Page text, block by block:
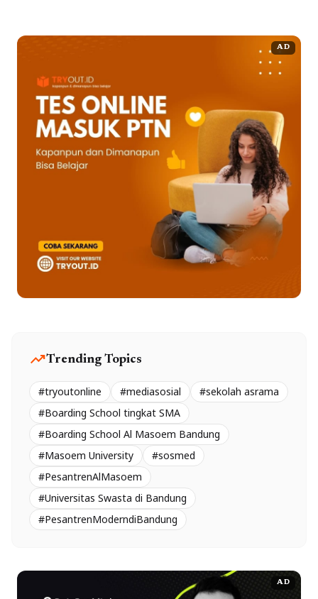
AD
trending_upTrending Topics
#tryoutonline #mediasosial
#sekolah asrama
#Boarding School tingkat SMA
#Boarding School Al Masoem Bandung
#Masoem University
#sosmed
#PesantrenAlMasoem
#Universitas Swasta di Bandung
#PesantrenModerndiBandung
AD